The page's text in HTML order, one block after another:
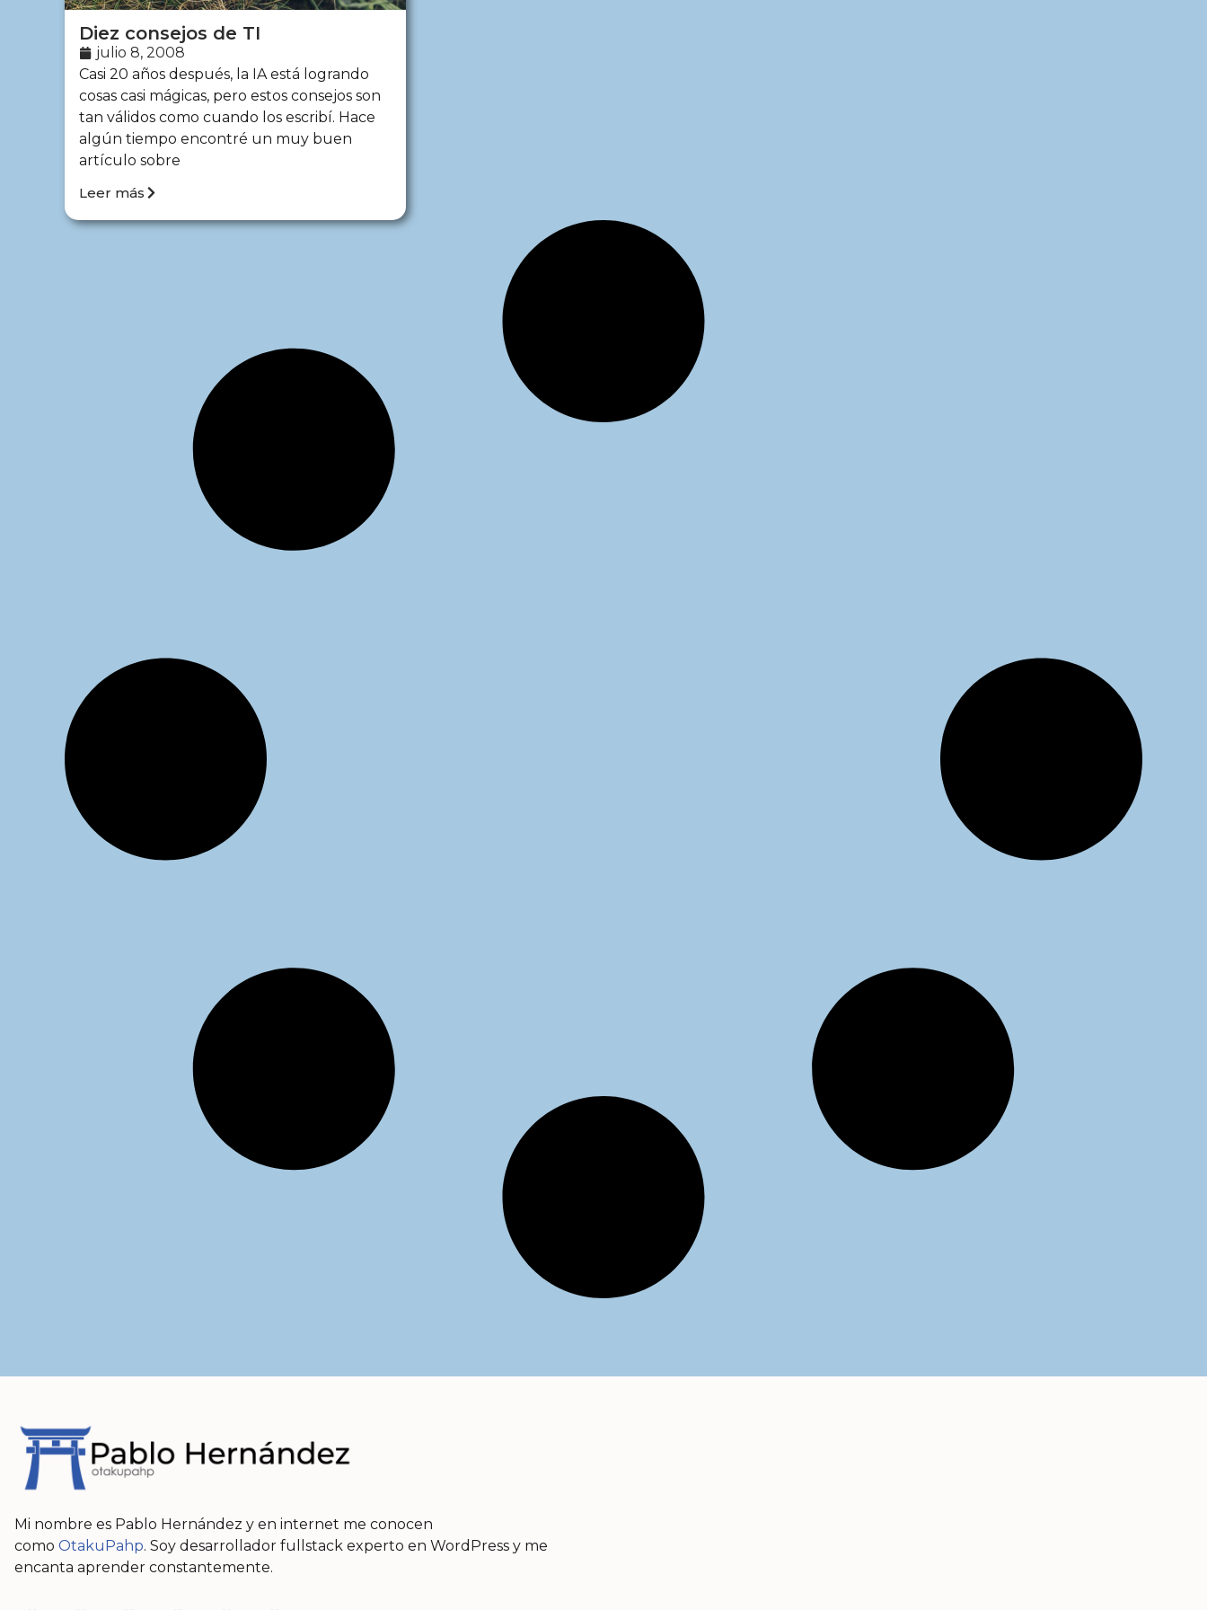
Diez consejos de TI
julio 8, 2008
Casi 20 años después, la IA está logrando
cosas casi mágicas, pero estos consejos son
tan válidos como cuando los escribí. Hace
algún tiempo encontré un muy buen
artículo sobre
Leer más
Mi nombre es Pablo Hernández y en internet me conocen
como OtakuPahp. Soy desarrollador fullstack experto en WordPress y me
encanta aprender constantemente.